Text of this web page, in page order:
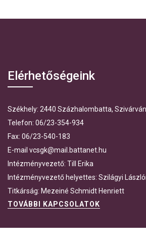
Elérhetőségeink
Székhely: 2440 Százhalombatta,
Telefon: 06/23-354-934
Fax: 06/23-540-183
E-mail vcsgk@mail.battanet.hu
Intézményvezető: Till Erika
Intézményvezető helyettes: Szilágyi
Titkárság: Mezeiné Schmidt Henriett
TOVÁBBI KAPCSOLATOK